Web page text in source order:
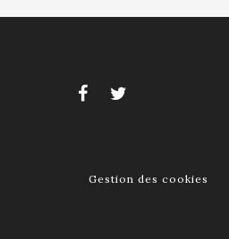
Gestion des cookies